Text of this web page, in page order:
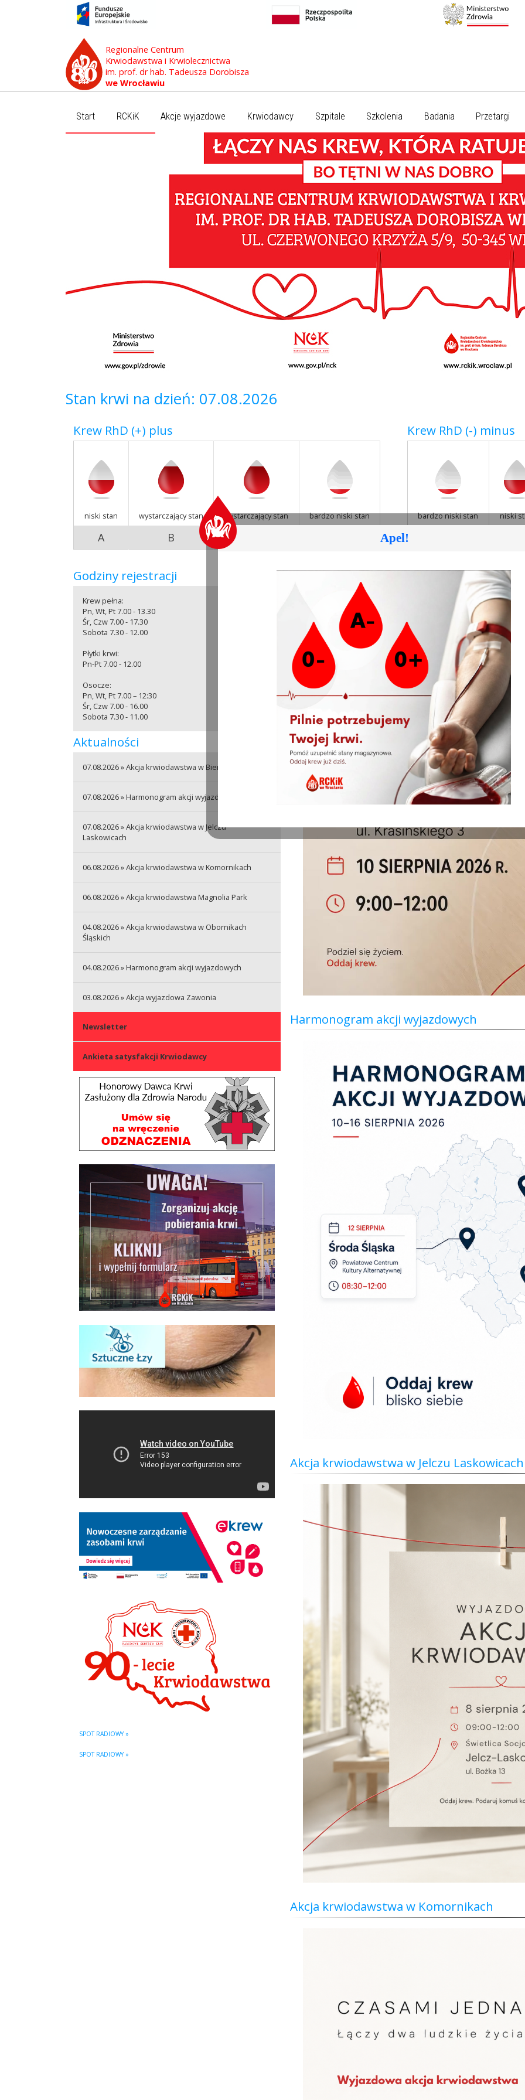
Regionalne Centrum
Krwiodawstwa i Krwiolecznictwa
im. prof. dr hab. Tadeusza Dorobisza
we Wrocławiu
Start RCKiK Akcje wyjazdowe Krwiodawcy Szpitale Szkolenia Badania Przetargi
Stan krwi na dzień: 07.08.2026
Krew RhD (+) plus
niski stan wystarczający stan wystarczający stan bardzo niski stan
A B
Krew RhD (-) minus
bardzo niski stan niski
Apel!
Godziny rejestracji
Krew pełna:
Pn, Wt, Pt 7.00 - 13.30
Śr, Czw 7.00 - 17.30
Sobota 7.30 - 12.00
Płytki krwi:
Pn-Pt 7.00 - 12.00
Osocze:
Pn, Wt, Pt 7.00 – 12:30
Śr, Czw 7.00 - 16.00
Sobota 7.30 - 11.00
Aktualności
07.08.2026 » Akcja krwiodawstwa w Bierutowie
07.08.2026 » Harmonogram akcji wyjazdowych
07.08.2026 » Akcja krwiodawstwa w Jelczu
Laskowicach
06.08.2026 » Akcja krwiodawstwa w Komornikach
06.08.2026 » Akcja krwiodawstwa Magnolia Park
04.08.2026 » Akcja krwiodawstwa w Obornikach
Śląskich
04.08.2026 » Harmonogram akcji wyjazdowych
03.08.2026 » Akcja wyjazdowa Zawonia
Newsletter
Ankieta satysfakcji Krwiodawcy
SPOT RADIOWY »
SPOT RADIOWY »
Akcja krwiodawstwa w Bierutowie
Harmonogram akcji wyjazdowych
Akcja krwiodawstwa w Jelczu Laskowicach
Akcja krwiodawstwa w Komornikach